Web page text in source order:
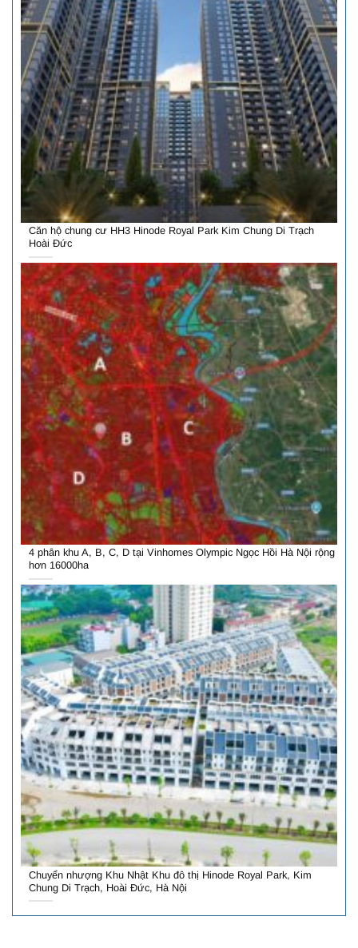
Căn hộ chung cư HH3 Hinode Royal Park Kim Chung Di Trạch
Hoài Đức
4 phân khu A, B, C, D tại Vinhomes Olympic Ngọc Hồi Hà Nội rộng
hơn 16000ha
Chuyển nhượng Khu Nhật Khu đô thị Hinode Royal Park, Kim
Chung Di Trạch, Hoài Đức, Hà Nội